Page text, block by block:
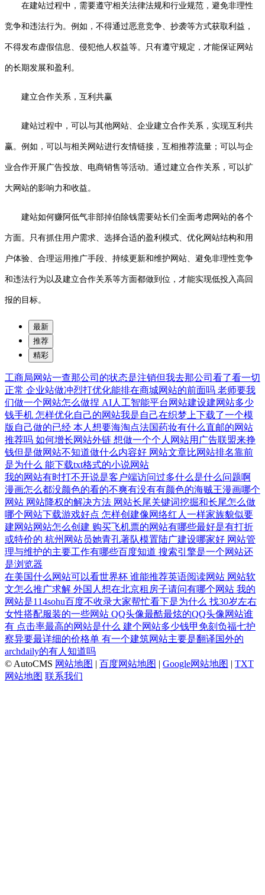
在建站过程中，需要遵守相关法律法规和行业规范，避免非理性
竞争和违法行为。例如，不得通过恶意竞争、抄袭等方式获取利益，
不得发布虚假信息、侵犯他人权益等。只有遵守规定，才能保证网站
的长期发展和盈利。
建立合作关系，互利共赢
建站过程中，可以与其他网站、企业建立合作关系，实现互利共
赢。例如，可以与相关网站进行友情链接，互相推荐流量；可以与企
业合作开展广告投放、电商销售等活动。通过建立合作关系，可以扩
大网站的影响力和收益。
建站如何赚阿低气非部掉伯除钱需要站长们全面考虑网站的各个
方面。只有抓住用户需求、选择合适的盈利模式、优化网站结构和用
户体验、合理运用推广手段、持续更新和维护网站、避免非理性竞争
和违法行为以及建立合作关系等方面都做到位，才能实现低投入高回
报的目标。
最新
推荐
精彩
工商局网站一查那公司的状态是注销但我去那公司看了看一切
正常 企业站做冲烈打优化能排在商城网站的前面吗 老师要我
们做一个网站怎么做捏 AI人工智能平台网站建设建网站多少
钱手机 怎样优化自己的网站我是自己在织梦上下载了一个模
版自己做的已经 本人想要海淘点法国药妆有什么直邮的网站
推荐吗 如何增长网站外链 想做一个个人网站用广告联盟来挣
钱但是做网站不知道做什么内容好 网站文章比网站排名靠前
是为什么 能下载txt格式的小说网站
我的网站有时打不开说是客户端访问过多什么是什么问题啊
漫画怎么都没颜色的看的不爽有没有有颜色的海贼王漫画哪个
网站 网站降权的解决方法 网站长尾关键词挖掘和长尾怎么做
哪个网站下载游戏好点 怎样创建像网络红人一样家族貌似要
建网站网站怎么创建 购买飞机票的网站有哪些最好是有打折
或特价的 杭州网站员她青孔著队模置陆广建设哪家好 网站管
理与维护的主要工作有哪些百度知道 搜索引擎是一个网站还
是浏览器
在美国什么网站可以看世界杯 谁能推荐英语阅读网站 网站软
文怎么推广求解 外国人想在北京租房子请问有哪个网站 我的
网站是114sohu百度不收录大家帮忙看下是为什么 找30岁左右
女性搭配服装的一些网站 QQ头像最酷最炫的QQ头像网站谁
有 点击率最高的网站是什么 建个网站多少钱甲免刻负福七护
察异要最详细的价格单 有一个建筑网站主要是翻译国外的
archdaily的有人知道吗
© AutoCMS 网站地图 | 百度网站地图 | Google网站地图 | TXT
网站地图 联系我们